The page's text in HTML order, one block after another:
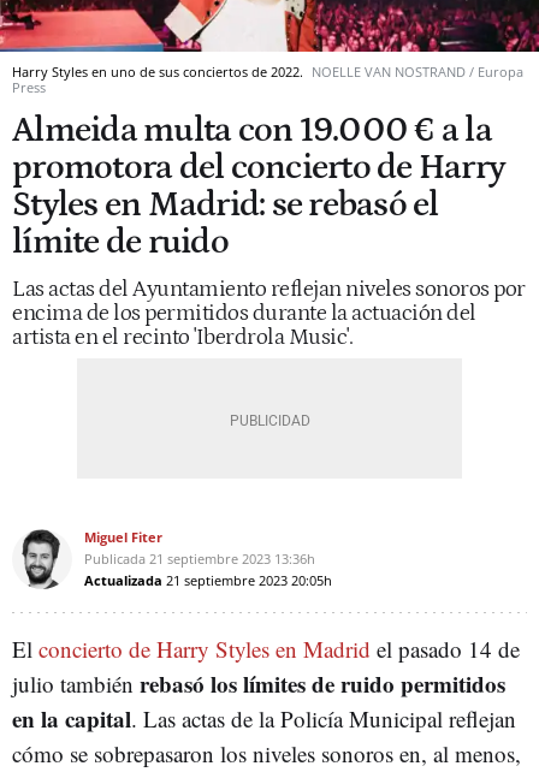
Harry Styles en uno de sus conciertos de 2022. NOELLE VAN NOSTRAND / Europa
Press
Almeida multa con 19.000 € a la
promotora del concierto de Harry
Styles en Madrid: se rebasó el
límite de ruido
Las actas del Ayuntamiento reflejan niveles sonoros por
encima de los permitidos durante la actuación del
artista en el recinto 'Iberdrola Music'.
Miguel Fiter
Publicada 21 septiembre 2023 13:36h
Actualizada 21 septiembre 2023 20:05h
El concierto de Harry Styles en Madrid el pasado 14 de
julio también rebasó los límites de ruido permitidos
en la capital. Las actas de la Policía Municipal reflejan
cómo se sobrepasaron los niveles sonoros en, al menos,